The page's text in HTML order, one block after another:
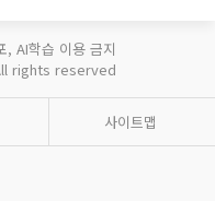
, AI학습 이용 금지
rights reserved
사이트맵